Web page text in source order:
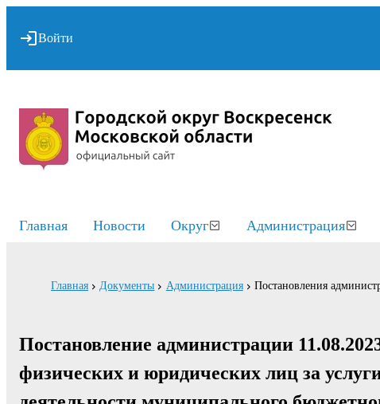
Войти
Главная Новости Округ Администрация
Главная Документы Администрация Постановления
Постановление администрации
физических и юридических лиц за